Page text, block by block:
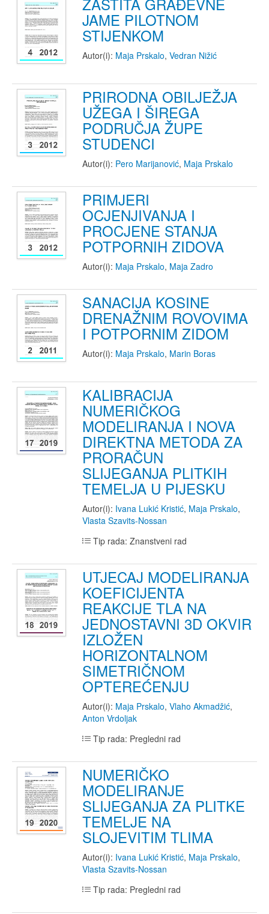
JAME PILOTNOM
STIJENKOM
Autor(i): Maja Prskalo, Vedran Nižić
PRIRODNA OBILJEŽJA
UŽEGA I ŠIREGA
PODRUČJA ŽUPE
STUDENCI
Autor(i): Pero Marijanović, Maja Prskalo
PRIMJERI
OCJENJIVANJA I
PROCJENE STANJA
POTPORNIH ZIDOVA
Autor(i): Maja Prskalo, Maja Zadro
SANACIJA KOSINE
DRENAŽNIM ROVOVIMA
I POTPORNIM ZIDOM
Autor(i): Maja Prskalo, Marin Boras
KALIBRACIJA
NUMERIČKOG
MODELIRANJA I NOVA
DIREKTNA METODA ZA
PRORAČUN
SLIJEGANJA PLITKIH
TEMELJA U PIJESKU
Autor(i): Ivana Lukić Kristić, Maja Prskalo,
Vlasta Szavits-Nossan
Tip rada: Znanstveni rad
UTJECAJ MODELIRANJA
KOEFICIJENTA
REAKCIJE TLA NA
JEDNOSTAVNI 3D OKVIR
IZLOŽEN
HORIZONTALNOM
SIMETRIČNOM
OPTEREĆENJU
Autor(i): Maja Prskalo, Vlaho Akmadžić,
Anton Vrdoljak
Tip rada: Pregledni rad
NUMERIČKO
MODELIRANJE
SLIJEGANJA ZA PLITKE
TEMELJE NA
SLOJEVITIM TLIMA
Autor(i): Ivana Lukić Kristić, Maja Prskalo,
Vlasta Szavits-Nossan
Tip rada: Pregledni rad